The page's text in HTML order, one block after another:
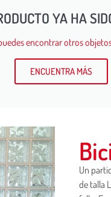
YA HA
encontrar otros
ENCUENTRA MÁS
Un
de talla